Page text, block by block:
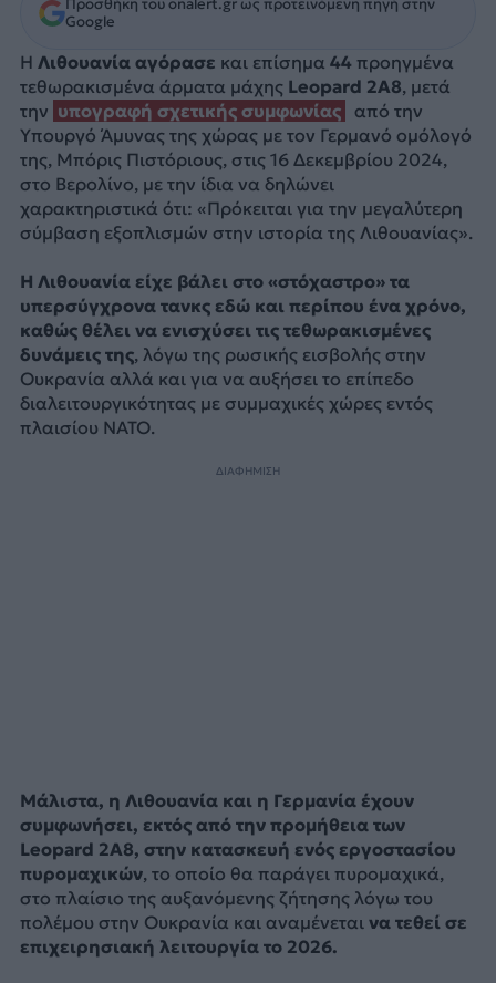
Google
Η Λιθουανία αγόρασε και επίσημα 44 προηγμένα
τεθωρακισμένα άρματα μάχηςLeopard 2A8, μετά
την υπογραφή σχετικής συμφωνίας
από την
Υπουργό Άμυνας της χώρας με τον Γερμανό ομόλογό
της, Μπόρις Πιστόριους, στις 16 Δεκεμβρίου 2024,
στο Βερολίνο, με την ίδια να δηλώνει
χαρακτηριστικά ότι: «Πρόκειται για την μεγαλύτερη
σύμβαση εξοπλισμών στην ιστορία της Λιθουανίας».
Η Λιθουανία είχε βάλει στο «στόχαστρο» τα
υπερσύγχρονα τανκς εδώ και περίπου ένα χρόνο,
καθώς θέλει να ενισχύσει τις τεθωρακισμένες
δυνάμεις της, λόγω της ρωσικής εισβολής στην
Ουκρανία αλλά και για να αυξήσει το επίπεδο
διαλειτουργικότητας με συμμαχικές χώρες εντός
πλαισίου NATO.
ΔΙΑΦΗΜΙΣΗ
Μάλιστα, η Λιθουανία και η Γερμανία έχουν
συμφωνήσει, εκτός από την προμήθεια των
Leopard 2A8, στην κατασκευή ενός εργοστασίου
πυρομαχικών, το οποίο θα παράγει πυρομαχικά,
στο πλαίσιο της αυξανόμενης ζήτησης λόγω του
πολέμου στην Ουκρανία και αναμένεται να τεθεί σε
επιχειρησιακή λειτουργία το 2026.